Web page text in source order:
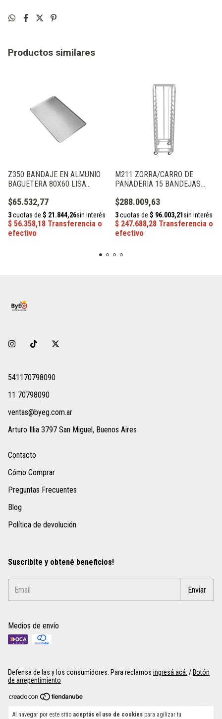
Al navegar por este sitio aceptás el uso de cookies para agilizar tu
Productos similares
Z350 BANDAJE EN ALMUNIO
BAGUETERA 80X60 LISA
$65.532,77
M211 ZORRA/CARRO DE
PANADERIA 15 BANDEJAS
$288.009,63
541170798090
11 70798090
ventas@byeg.com.ar
Arturo Illia 3797 San Miguel, Buenos Aires
Contacto
Cómo Comprar
Preguntas Frecuentes
Blog
Política de devolución
Suscribite y obtené beneficios!
Medios de envío
Defensa de las y los consumidores. Para reclamos ingresá acá. / Botón
de arrepentimiento
Amasadoras - ByEG - 2026. Todos los derechos reservados.